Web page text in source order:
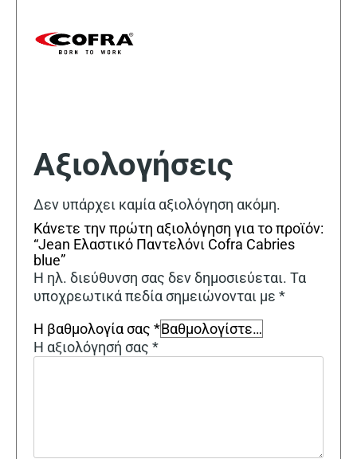
Αξιολογήσεις
Δεν υπάρχει καμία αξιολόγηση ακόμη.
Κάνετε την πρώτη αξιολόγηση για το προϊόν:
“Jean Ελαστικό Παντελόνι Cofra Cabries
blue”
Η ηλ. διεύθυνση σας δεν δημοσιεύεται. Τα
υποχρεωτικά πεδία σημειώνονται με *
Η βαθμολογία σας *
Η αξιολόγησή σας *